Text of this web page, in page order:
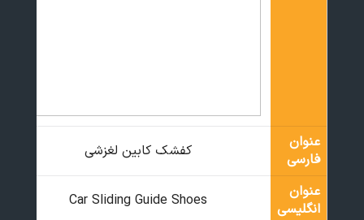
عنوان
فارسی
کفشک کابین لغزشی
عنوان
انگلیسی
Car Sliding Guide Shoes